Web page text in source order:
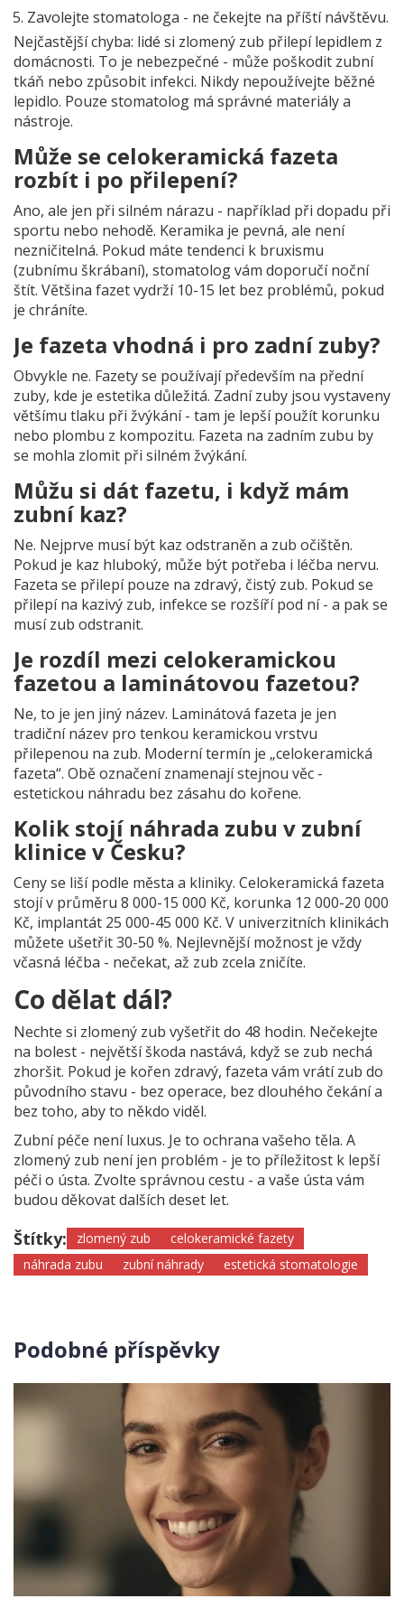
Zavolejte stomatologa - ne čekejte na příští návštěvu.
Nejčastější chyba: lidé si zlomený zub přilepí lepidlem z
domácnosti. To je nebezpečné - může poškodit zubní
tkáň nebo způsobit infekci. Nikdy nepoužívejte běžné
lepidlo. Pouze stomatolog má správné materiály a
nástroje.
Může se celokeramická fazeta
rozbít i po přilepení?
Ano, ale jen při silném nárazu - například při dopadu při
sportu nebo nehodě. Keramika je pevná, ale není
nezničitelná. Pokud máte tendenci k bruxismu
(zubnímu škrábaní), stomatolog vám doporučí noční
štít. Většina fazet vydrží 10-15 let bez problémů, pokud
je chráníte.
Je fazeta vhodná i pro zadní zuby?
Obvykle ne. Fazety se používají především na přední
zuby, kde je estetika důležitá. Zadní zuby jsou vystaveny
většímu tlaku při žvýkání - tam je lepší použít korunku
nebo plombu z kompozitu. Fazeta na zadním zubu by
se mohla zlomit při silném žvýkání.
Můžu si dát fazetu, i když mám
zubní kaz?
Ne. Nejprve musí být kaz odstraněn a zub očištěn.
Pokud je kaz hluboký, může být potřeba i léčba nervu.
Fazeta se přilepí pouze na zdravý, čistý zub. Pokud se
přilepí na kazivý zub, infekce se rozšíří pod ní - a pak se
musí zub odstranit.
Je rozdíl mezi celokeramickou
fazetou a laminátovou fazetou?
Ne, to je jen jiný název. Laminátová fazeta je jen
tradiční název pro tenkou keramickou vrstvu
přilepenou na zub. Moderní termín je „celokeramická
fazeta“. Obě označení znamenají stejnou věc -
estetickou náhradu bez zásahu do kořene.
Kolik stojí náhrada zubu v zubní
klinice v Česku?
Ceny se liší podle města a kliniky. Celokeramická fazeta
stojí v průměru 8 000-15 000 Kč, korunka 12 000-20 000
Kč, implantát 25 000-45 000 Kč. V univerzitních klinikách
můžete ušetřit 30-50 %. Nejlevnější možnost je vždy
včasná léčba - nečekat, až zub zcela zničíte.
Co dělat dál?
Nechte si zlomený zub vyšetřit do 48 hodin. Nečekejte
na bolest - největší škoda nastává, když se zub nechá
zhoršit. Pokud je kořen zdravý, fazeta vám vrátí zub do
původního stavu - bez operace, bez dlouhého čekání a
bez toho, aby to někdo viděl.
Zubní péče není luxus. Je to ochrana vašeho těla. A
zlomený zub není jen problém - je to příležitost k lepší
péči o ústa. Zvolte správnou cestu - a vaše ústa vám
budou děkovat dalších deset let.
Štítky: zlomený zub
celokeramické fazety
náhrada zubu
zubní náhrady estetická stomatologie
Podobné příspěvky